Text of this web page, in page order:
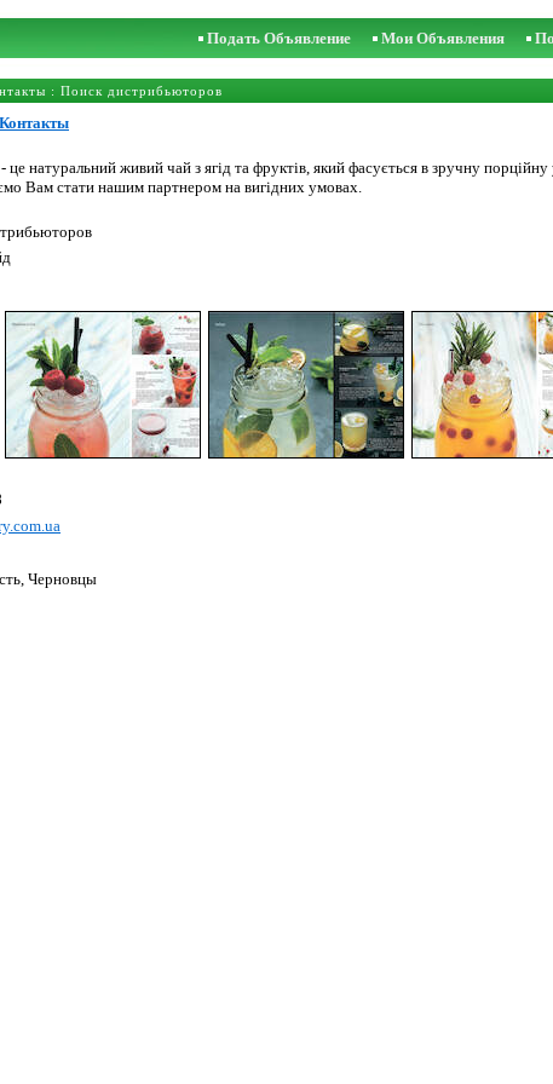
Подать Объявление Мои Объявления
: Поиск дистрибьюторов
Контакты
натуральний живий чай з ягід та фруктів, який фасується в зручну
Вам стати нашим партнером на вигідних умовах.
Черновцы